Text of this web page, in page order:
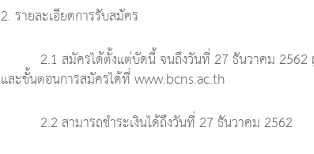
2. รายละเอียดการรับสมัคร
2.1 สมัครได้ตั้งแต่บัดนี้ จนถึงวันที่ 27 ธันวาคม 2562 ผู้
และขั้นตอนการสมัครได้ที่ www.bcns.ac.th
2.2 สามารถชำระเงินได้ถึงวันที่ 27 ธันวาคม 2562